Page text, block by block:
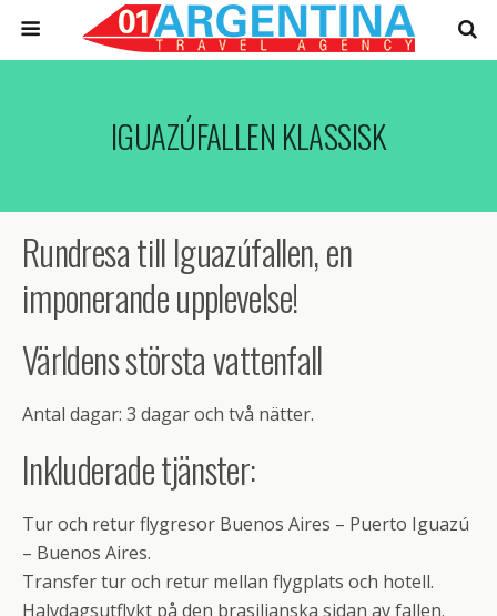
IGUAZÚFALLEN KLASSISK
Rundresa till Iguazúfallen, en
imponerande upplevelse!
Världens största vattenfall
Antal dagar: 3 dagar och två nätter.
Inkluderade tjänster:
Tur och retur flygresor Buenos Aires – Puerto Iguazú
– Buenos Aires.
Transfer tur och retur mellan flygplats och hotell.
Halvdagsutflykt på den brasilianska sidan av fallen.